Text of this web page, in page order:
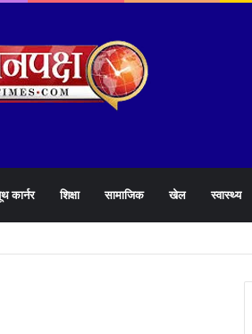
कार्नर शिक्षा सामाजिक खेल स्वास्थ्य
अधिकारियों को लगाई फटकार